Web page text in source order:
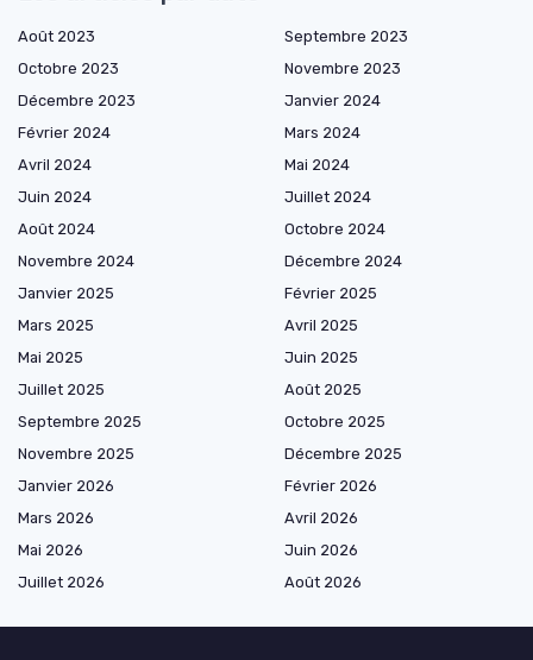
Août 2023
Septembre 2023
Octobre 2023
Novembre 2023
Décembre 2023
Janvier 2024
Février 2024
Mars 2024
Avril 2024
Mai 2024
Juin 2024
Juillet 2024
Août 2024
Octobre 2024
Novembre 2024
Décembre 2024
Janvier 2025
Février 2025
Mars 2025
Avril 2025
Mai 2025
Juin 2025
Juillet 2025
Août 2025
Septembre 2025
Octobre 2025
Novembre 2025
Décembre 2025
Janvier 2026
Février 2026
Mars 2026
Avril 2026
Mai 2026
Juin 2026
Juillet 2026
Août 2026